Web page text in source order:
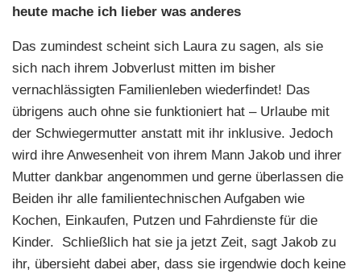
heute mache ich lieber was anderes
Das zumindest scheint sich Laura zu sagen, als sie
sich nach ihrem Jobverlust mitten im bisher
vernachlässigten Familienleben wiederfindet! Das
übrigens auch ohne sie funktioniert hat – Urlaube mit
der Schwiegermutter anstatt mit ihr inklusive. Jedoch
wird ihre Anwesenheit von ihrem Mann Jakob und ihrer
Mutter dankbar angenommen und gerne überlassen die
Beiden ihr alle familientechnischen Aufgaben wie
Kochen, Einkaufen, Putzen und Fahrdienste für die
Kinder. Schließlich hat sie ja jetzt Zeit, sagt Jakob zu
ihr, übersieht dabei aber, dass sie irgendwie doch keine